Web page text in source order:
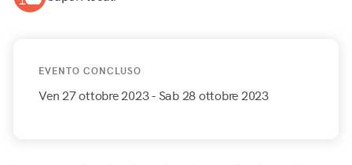
EVENTO CONCLUSO
Ven 27 ottobre 2023- Sab 28 ottobre 2023